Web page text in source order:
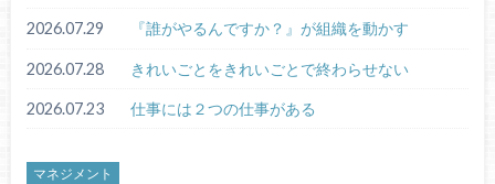
2026.07.29 『誰がやるんですか？』が組織を動かす
2026.07.28 きれいごとをきれいごとで終わらせない
2026.07.23 仕事には２つの仕事がある
マネジメント